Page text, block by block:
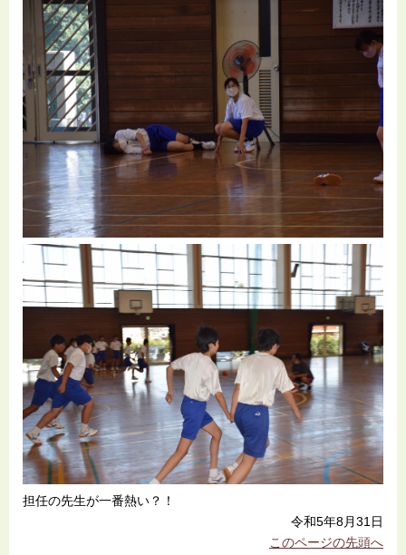
担任の先生が一番熱い？！
令和5年8月31日
このページの先頭へ